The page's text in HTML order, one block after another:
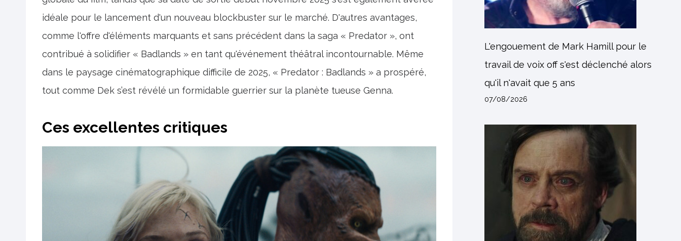
idéale pour le lancement d'un nouveau blockbuster sur le marché. D'autres avantages,
comme l'offre d'éléments marquants et sans précédent dans la saga « Predator », ont
contribué à solidifier « Badlands » en tant qu'événement théâtral incontournable. Même
dans le paysage cinématographique difficile de 2025, « Predator : Badlands » a prospéré,
tout comme Dek s’est révélé un formidable guerrier sur la planète tueuse Genna.
Ces excellentes critiques
L'engouement de Mark Hamill pour le
travail de voix off s'est déclenché alors
qu'il n'avait que 5 ans
07/08/2026